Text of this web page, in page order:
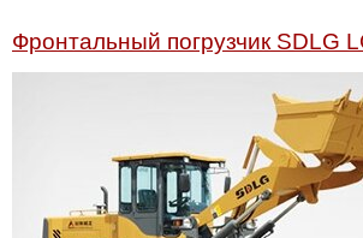
Фронтальный погрузчик SDLG